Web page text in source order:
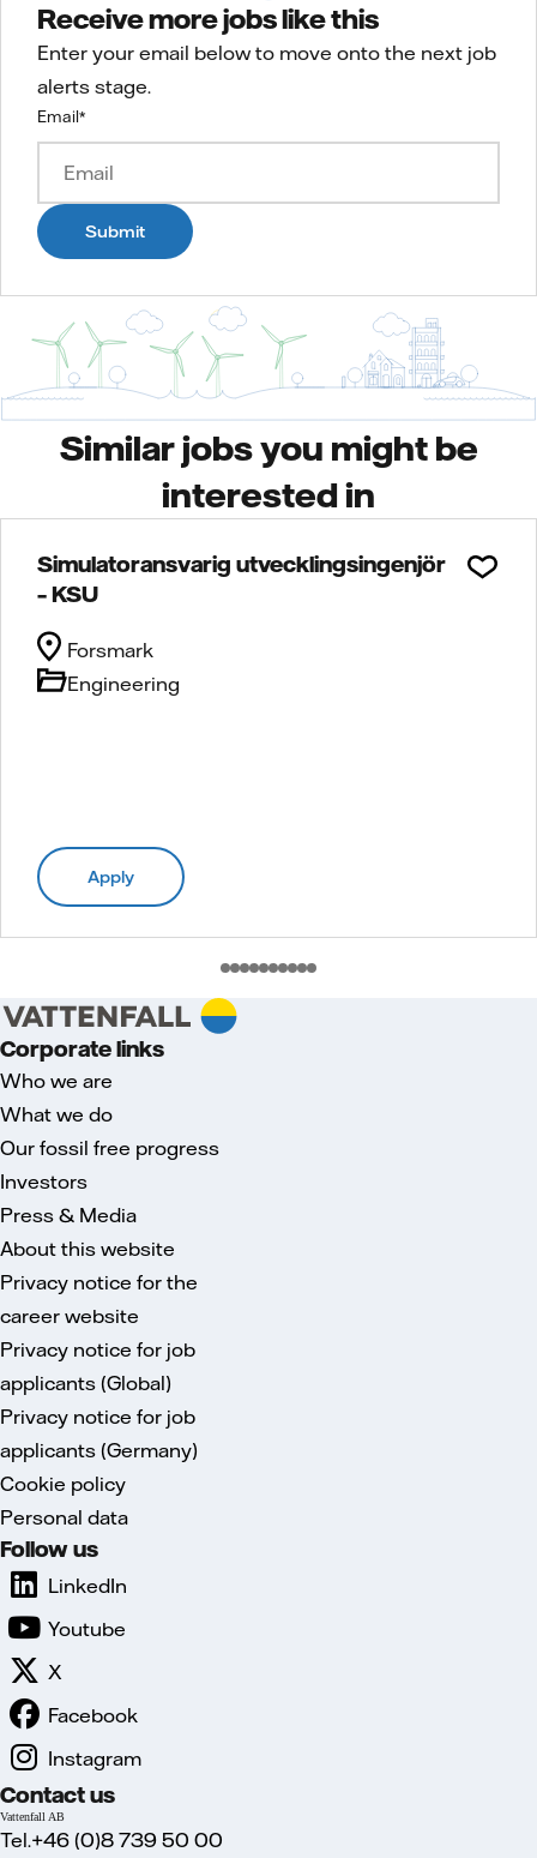
Receive more jobs like this
Enter your email below to move onto the next job
alerts stage.
Email*
Submit
Similar jobs you might be
interested in
Simulatoransvarig utvecklingsingenjör
– KSU
Engineering
Forsmark
Apply
Corporate links
Who we are
What we do
Our fossil free progress
Investors
Press & Media
About this website
Privacy notice for the
career website
Privacy notice for job
applicants (Global)
Privacy notice for job
applicants (Germany)
Cookie policy
Personal data
Follow us
LinkedIn
Youtube
X
Facebook
Instagram
Contact us
Vattenfall AB
Tel.+46 (0)8 739 50 00